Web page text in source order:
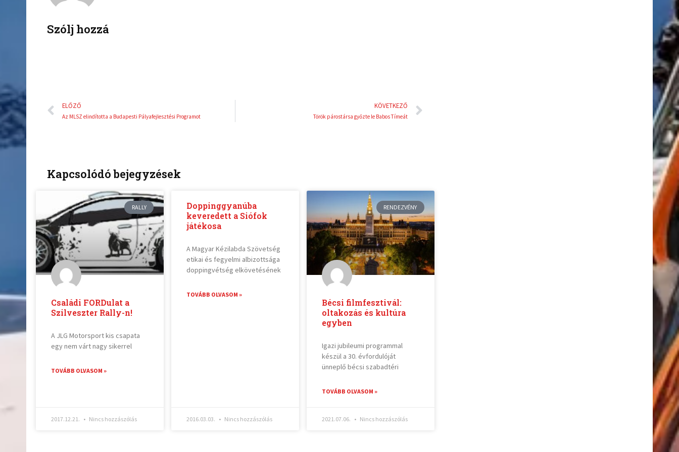
Szólj hozzá
Előző
ELŐZŐ
Az MLSZ elindította a Budapesti Pályafejlesztési Programot
KÖVETKEZŐ
Török párostársa győzte le Babos Tímeát
Kapcsolódó bejegyzések
RALLY
Családi FORDulat a
Szilveszter Rally-n!
A JLG Motorsport kis csapata
egy nem várt nagy sikerrel
TOVÁBB OLVASOM »
2017.12.21. Nincs hozzászólás
Doppinggyanúba
keveredett a Siófok
játékosa
A Magyar Kézilabda Szövetség
etikai és fegyelmi albizottsága
doppingvétség elkövetésének
TOVÁBB OLVASOM »
2016.03.03. Nincs hozzászólás
RENDEZVÉNY
Bécsi filmfesztivál:
oltakozás és kultúra
egyben
Igazi jubileumi programmal
készül a 30. évfordulóját
ünneplő bécsi szabadtéri
TOVÁBB OLVASOM »
2021.07.06. Nincs hozzászólás